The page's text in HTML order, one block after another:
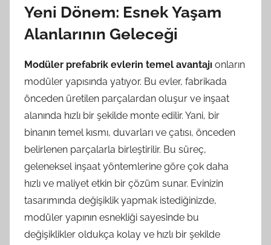
Yeni Dönem: Esnek Yaşam
Alanlarının Geleceği
Modüler prefabrik evlerin temel avantajı onların
modüler yapısında yatıyor. Bu evler, fabrikada
önceden üretilen parçalardan oluşur ve inşaat
alanında hızlı bir şekilde monte edilir. Yani, bir
binanın temel kısmı, duvarları ve çatısı, önceden
belirlenen parçalarla birleştirilir. Bu süreç,
geleneksel inşaat yöntemlerine göre çok daha
hızlı ve maliyet etkin bir çözüm sunar. Evinizin
tasarımında değişiklik yapmak istediğinizde,
modüler yapının esnekliği sayesinde bu
değişiklikler oldukça kolay ve hızlı bir şekilde